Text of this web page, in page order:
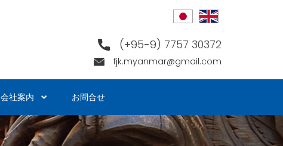
(+95-9) 7757 30372
fjk.myanmar@gmail.com
会社案内 お問合せ